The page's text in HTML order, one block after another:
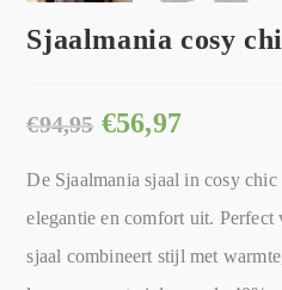
Sjaalmania cosy
€94,95 €56,97
De Sjaalmania sjaal in cosy
elegantie en comfort uit. Perfect
sjaal combineert stijl met